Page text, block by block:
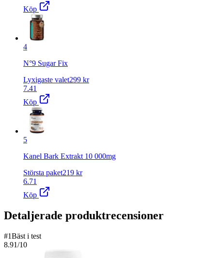
Köp
4
N°9 Sugar Fix
Lyxigaste valet299 kr
7.41
Köp
5
Kanel Bark Extrakt 10 000mg
Största paket219 kr
6.71
Köp
Detaljerade produktrecensioner
#1Bäst i test
8.91/10